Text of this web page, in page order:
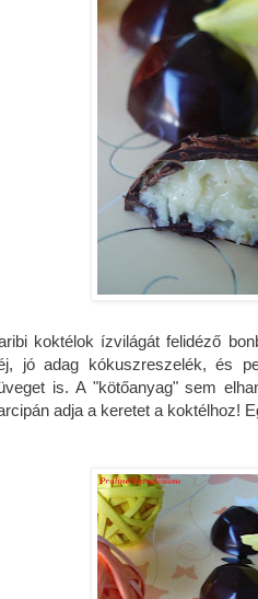
koktélok ízvilágát felidéző
jó adag kókuszreszelék, és
is. A "kötőanyag" sem
adja a keretet a koktélhoz!